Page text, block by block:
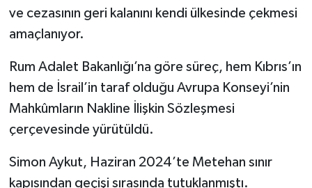
ve cezasının geri kalanını kendi ülkesinde çekmesi
amaçlanıyor.
Rum Adalet Bakanlığı’na göre süreç, hem Kıbrıs’ın
hem de İsrail’in taraf olduğu Avrupa Konseyi’nin
Mahkûmların Nakline İlişkin Sözleşmesi
çerçevesinde yürütüldü.
Simon Aykut, Haziran 2024’te Metehan sınır
kapısından geçişi sırasında tutuklanmıştı.